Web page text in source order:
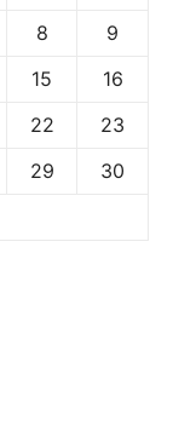
8
9
15
16
22
23
29
30